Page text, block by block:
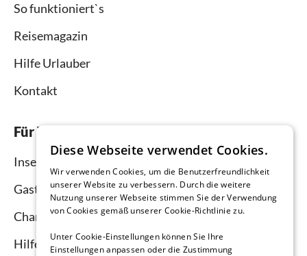
So funktioniert`s
Reisemagazin
Hilfe Urlauber
Kontakt
Für Vermieter
Inserieren und vermieten
Gastgebermagazin
Channel Manager
Hilfe Vermieter
Diese Webseite verwendet Cookies.
Wir verwenden Cookies, um die Benutzerfreundlichkeit
unserer Website zu verbessern. Durch die weitere
Nutzung unserer Webseite stimmen Sie der Verwendung
von Cookies gemäß unserer Cookie-Richtlinie zu.
Unter Cookie-Einstellungen können Sie Ihre
Einstellungen anpassen oder die Zustimmung